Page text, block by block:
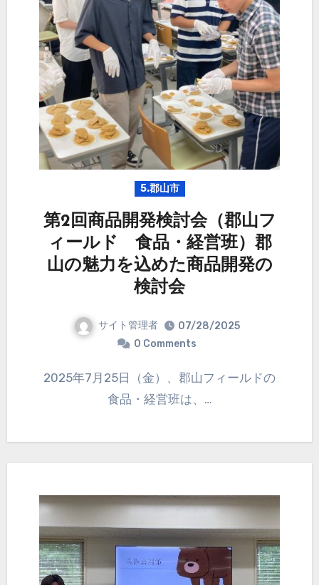
5.郡山市
第2回商品開発検討会（郡山フ
ィールド 食品・経営班）郡
山の魅力を込めた商品開発の
検討会
サイト管理者
07/28/2025
0 Comments
2025年7月25日（金）、郡山フィールドの
食品・経営班は、…